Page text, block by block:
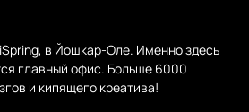
в Йошкар-Оле. Именно здесь
главный офис. Больше 6000
и кипящего креатива!